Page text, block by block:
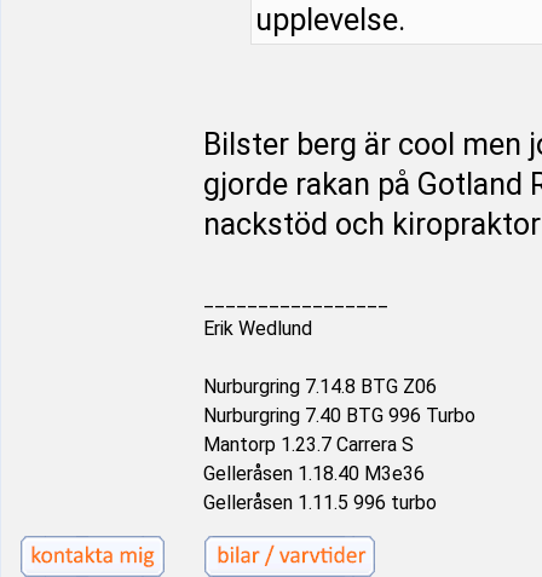
upplevelse.
Bilster berg är cool men
gjorde rakan på Gotland
nackstöd och
Erik Wedlund
Nurburgring 7.14.8 BTG Z06
Nurburgring 7.40 BTG 996 Turbo
Mantorp 1.23.7 Carrera S
Gelleråsen 1.18.40 M3e36
Gelleråsen 1.11.5 996 turbo